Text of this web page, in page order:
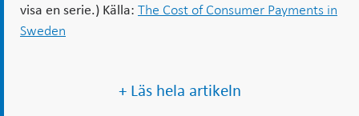
visa en serie.) Källa: The Cost of Consumer Payments in
Sweden
+ Läs hela artikeln